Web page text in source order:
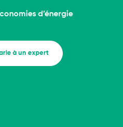
d’énergie
à un expert